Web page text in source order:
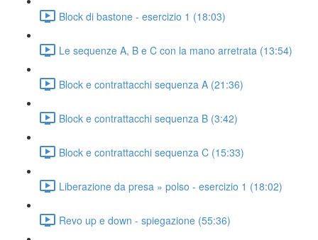
Block di bastone - esercizio 1 (18:03)
Le sequenze A, B e C con la mano arretrata (13:54)
Block e contrattacchi sequenza A (21:36)
Block e contrattacchi sequenza B (3:42)
Block e contrattacchi sequenza C (15:33)
Liberazione da presa » polso - esercizio 1 (18:02)
Revo up e down - spiegazione (55:36)